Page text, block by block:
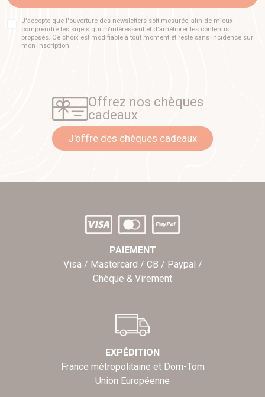
J'accepte que l'ouverture des newsletters soit mesurée, afin de mieux
comprendre les sujets qui m'intéressent et d'améliorer les contenus
proposés. Ce choix est modifiable à tout moment et reste sans incidence sur
mon inscription.
Offrez nos chèques
cadeaux
J'offre des chèques cadeaux
PAIEMENT
Visa / Mastercard / CB / Paypal /
Chèque & Virement
EXPÉDITION
France métropolitaine et Dom-Tom
Union Européenne